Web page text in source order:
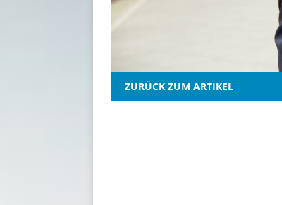
ZURÜCK ZUM ARTIKEL